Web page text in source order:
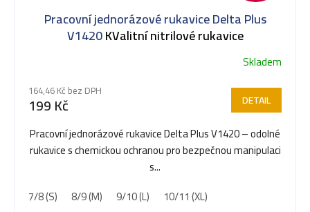
Pracovní jednorázové rukavice Delta Plus
V1420KValitní nitrilové rukavice
Skladem
164,46 Kč bez DPH
199 Kč DETAIL
Pracovní jednorázové rukavice Delta Plus V1420 – odolné
rukavice s chemickou ochranou pro bezpečnou manipulaci
s...
7/8 (S)
8/9 (M) 9/10 (L) 10/11 (XL)